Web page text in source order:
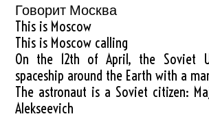
Говорит Москва
This is Moscow
This is Moscow calling
On the 12th of April, the Soviet
spaceship around the Earth with a
The astronaut is a Soviet citizen:
Alekseevich